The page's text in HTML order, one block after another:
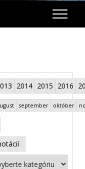
Toggle
2014 2015 2016
september október